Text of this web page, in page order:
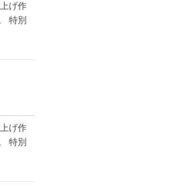
げ作
特別
げ作
特別